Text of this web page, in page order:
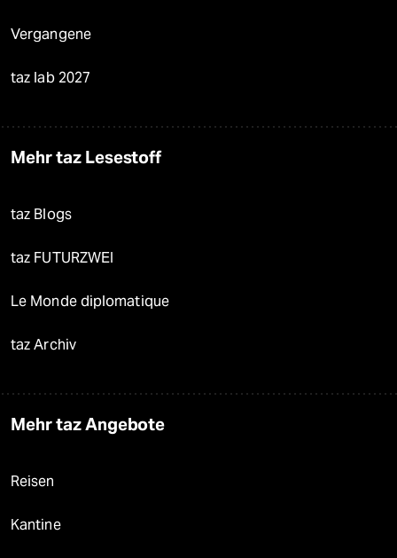
Vergangene
taz lab 2027
Mehr taz Lesestoff
taz Blogs
taz FUTURZWEI
Le Monde diplomatique
taz Archiv
Mehr taz Angebote
Reisen
Kantine